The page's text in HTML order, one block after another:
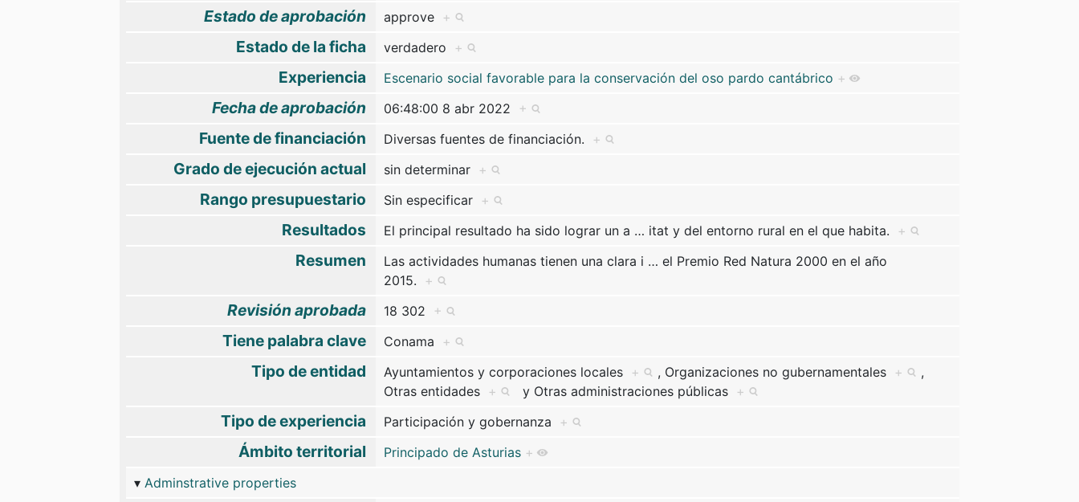
Estado de aprobación approve +
Estado de la ficha verdadero +
Experiencia Escenario social favorable para la conservación del oso pardo cantábrico +
Fecha de aprobación 06:48:00 8 abr 2022 +
Fuente de financiación Diversas fuentes de financiación. +
Grado de ejecución actual sin determinar +
Rango presupuestario Sin especificar +
Resultados El principal resultado ha sido lograr un a … itat y del entorno rural en el que habita. +
Resumen Las actividades humanas tienen una clara i … el Premio Red Natura 2000 en el año
2015.
+
Revisión aprobada 18 302 +
Tiene palabra clave Conama +
Tipo de entidad Ayuntamientos y corporaciones locales + , Organizaciones no gubernamentales +
,
Otras entidades + y Otras administraciones públicas +
Tipo de experiencia Participación y gobernanza +
Ámbito territorial Principado de Asturias +
Adminstrative properties